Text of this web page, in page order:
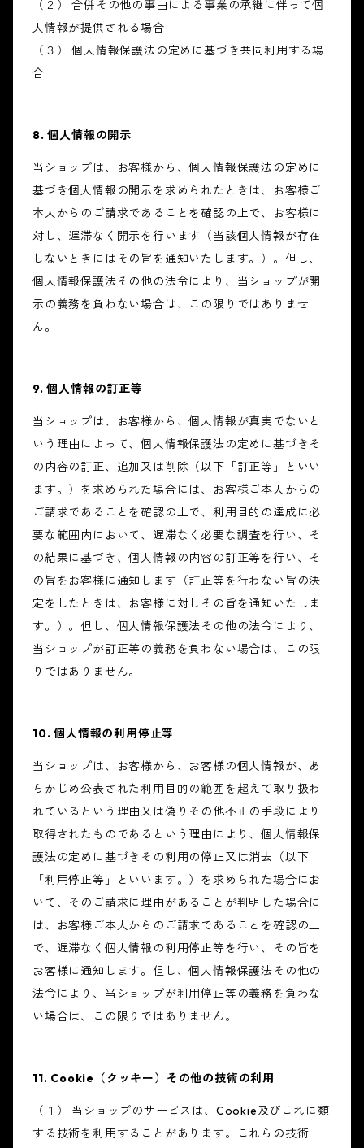
（２） 合併その他の事由による事業の承継に伴って個
人情報が提供される場合
（３） 個人情報保護法の定めに基づき共同利用する場
合
8. 個人情報の開示
当ショップは、お客様から、個人情報保護法の定めに
基づき個人情報の開示を求められたときは、お客様ご
本人からのご請求であることを確認の上で、お客様に
対し、遅滞なく開示を行います（当該個人情報が存在
しないときにはその旨を通知いたします。）。但し、
個人情報保護法その他の法令により、当ショップが開
示の義務を負わない場合は、この限りではありませ
ん。
9. 個人情報の訂正等
当ショップは、お客様から、個人情報が真実でないと
いう理由によって、個人情報保護法の定めに基づきそ
の内容の訂正、追加又は削除（以下「訂正等」といい
ます。）を求められた場合には、お客様ご本人からの
ご請求であることを確認の上で、利用目的の達成に必
要な範囲内において、遅滞なく必要な調査を行い、そ
の結果に基づき、個人情報の内容の訂正等を行い、そ
の旨をお客様に通知します（訂正等を行わない旨の決
定をしたときは、お客様に対しその旨を通知いたしま
す。）。但し、個人情報保護法その他の法令により、
当ショップが訂正等の義務を負わない場合は、この限
りではありません。
10. 個人情報の利用停止等
当ショップは、お客様から、お客様の個人情報が、あ
らかじめ公表された利用目的の範囲を超えて取り扱わ
れているという理由又は偽りその他不正の手段により
取得されたものであるという理由により、個人情報保
護法の定めに基づきその利用の停止又は消去（以下
「利用停止等」といいます。）を求められた場合にお
いて、そのご請求に理由があることが判明した場合に
は、お客様ご本人からのご請求であることを確認の上
で、遅滞なく個人情報の利用停止等を行い、その旨を
お客様に通知します。但し、個人情報保護法その他の
法令により、当ショップが利用停止等の義務を負わな
い場合は、この限りではありません。
11. Cookie（クッキー）その他の技術の利用
（１） 当ショップのサービスは、Cookie及びこれに類
する技術を利用することがあります。これらの技術